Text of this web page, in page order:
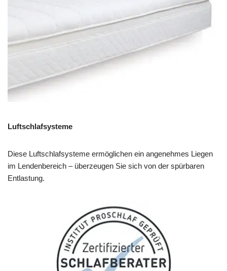
Luftschlafsysteme
Diese Luftschlafsysteme ermöglichen ein angenehmes Liegen
im Lendenbereich – überzeugen Sie sich von der spürbaren
Entlastung.